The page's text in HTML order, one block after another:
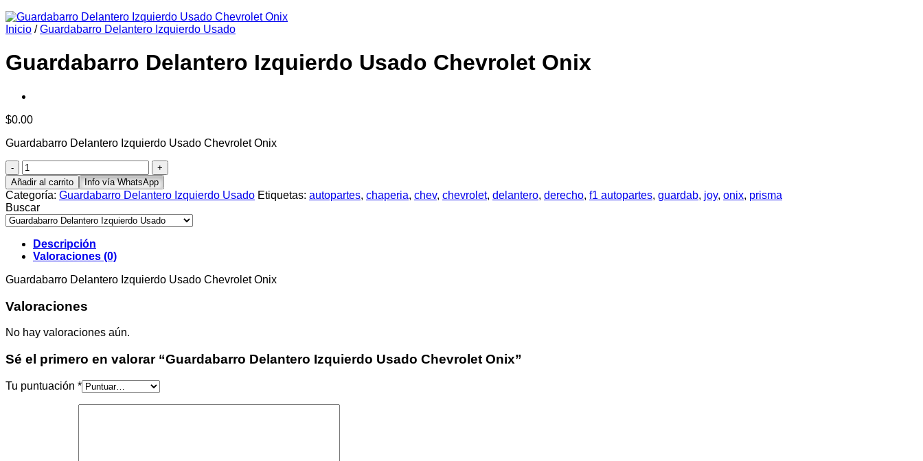
Inicio / Guardabarro Delantero Izquierdo Usado
Guardabarro Delantero Izquierdo Usado Chevrolet Onix
$0.00
Guardabarro Delantero Izquierdo Usado Chevrolet Onix
Guardabarro
Delantero
Izquierdo
Usado
Chevrolet
Onix
cantidad
Añadir al carrito Info vía WhatsApp
Categoría: Guardabarro Delantero Izquierdo Usado Etiquetas: autopartes, chaperia, chev, chevrolet, delantero, derecho, f1 autopartes, guardab, joy, onix, prisma
Buscar
Descripción
Valoraciones (0)
Guardabarro Delantero Izquierdo Usado Chevrolet Onix
Valoraciones
No hay valoraciones aún.
Sé el primero en valorar “Guardabarro Delantero Izquierdo Usado Chevrolet Onix”
Tu puntuación *